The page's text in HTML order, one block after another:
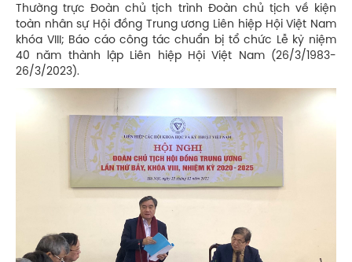
Thường trực Đoàn chủ tịch trình Đoàn chủ tịch về kiện
toàn nhân sự Hội đồng Trung ương Liên hiệp Hội Việt Nam
khóa VIII; Báo cáo công tác chuẩn bị tổ chức Lễ kỷ niệm
40 năm thành lập Liên hiệp Hội Việt Nam (26/3/1983-
26/3/2023).